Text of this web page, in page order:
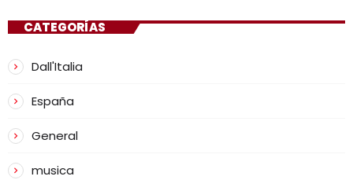
CATEGORÍAS
Dall'Italia
España
General
musica